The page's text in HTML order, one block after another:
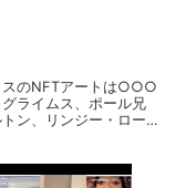
スのNFTアートは○○○
ライムス、ポール兄
ン、リンジー・ローハ